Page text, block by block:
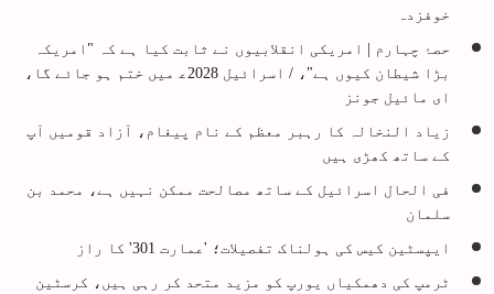
خوفزدہ
حصۂ چہارم | امریکی انقلابیوں نے ثابت کیا ہے کہ "امریکہ
بڑا شیطان کیوں ہے"، / اسرائیل 2028ع‍ میں ختم ہو جائے گا،
ای مائیل جونز
زیاد النخالہ کا رہبر معظم کے نام پیغام، آزاد قومیں آپ
کے ساتھ کھڑی ہیں
فی الحال اسرائیل کے ساتھ مصالحت ممکن نہیں ہے، محمد بن
سلمان
ایپسٹین کیس کی ہولناک تفصیلات؛ 'عمارت 301' کا راز
ٹرمپ کی دھمکیاں یورپ کو مزید متحد کر رہی ہیں، کرسٹین